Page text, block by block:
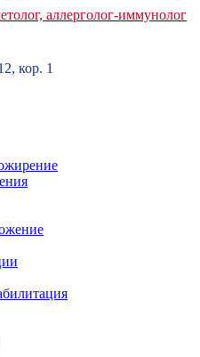
аллерголог-иммунолог
кор. 1